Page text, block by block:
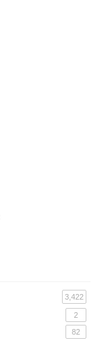
3,422
2
82